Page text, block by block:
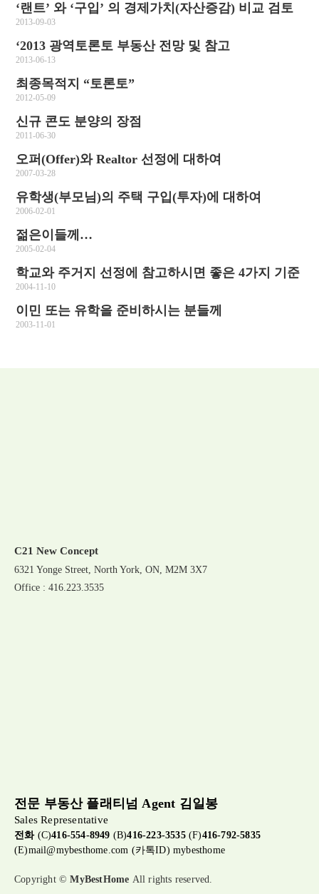
‘랜트’ 와 ‘구입’ 의 경제가치(자산증감) 비교 검토
2013-09-03
‘2013 광역토론토 부동산 전망 및 참고
2013-06-13
최종목적지 “토론토”
2012-05-09
신규 콘도 분양의 장점
2011-06-30
오퍼(Offer)와 Realtor 선정에 대하여
2007-03-28
유학생(부모님)의 주택 구입(투자)에 대하여
2006-02-01
젊은이들께…
2005-02-04
학교와 주거지 선정에 참고하시면 좋은 4가지 기준
2004-11-10
이민 또는 유학을 준비하시는 분들께
2003-11-01
C21 New Concept
6321 Yonge Street, North York, ON, M2M 3X7
Office : 416.223.3535
전문 부동산 플래티넘 Agent 김일봉
Sales Representative
전화(C)416-554-8949 (B)416-223-3535(F)416-792-5835
(E)mail@mybesthome.com (카톡ID) mybesthome
Copyright ©MyBestHome All rights reserved.